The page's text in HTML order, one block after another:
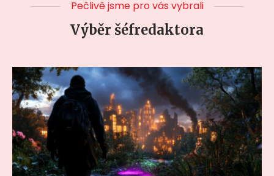
Pečlivě jsme pro vás vybrali
Výběr šéfredaktora